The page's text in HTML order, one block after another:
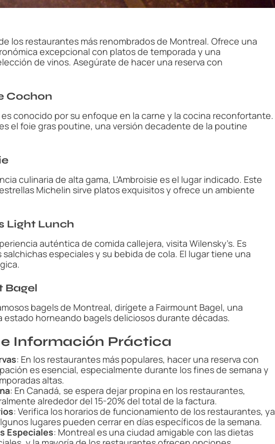
los restaurantes más renombrados de Montreal. Ofrece una
excepcional con platos de temporada y una
de vinos. Asegúrate de hacer una reserva con
Cochon
conocido por su enfoque en la carne y la cocina reconfortante.
el foie gras poutine, una versión decadente de la poutine
culinaria de alta gama, L’Ambroisie es el lugar indicado. Este
Michelin sirve platos exquisitos y ofrece un ambiente
Light Lunch
auténtica de comida callejera, visita Wilensky’s. Es
especiales y su bebida de cola. El lugar tiene una
Bagel
bagels de Montreal, dirígete a Fairmount Bagel, una
estado horneando bagels deliciosos durante décadas.
e Información Práctica
: En los restaurantes más populares, hacer una reserva con
es esencial, especialmente durante los fines de semana y
altas.
: En Canadá, se espera dejar propina en los restaurantes,
alrededor del 15-20% del total de la factura.
: Verifica los horarios de funcionamiento de los restaurantes, ya
lugares pueden cerrar en días específicos de la semana.
Especiales: Montreal es una ciudad amigable con las dietas